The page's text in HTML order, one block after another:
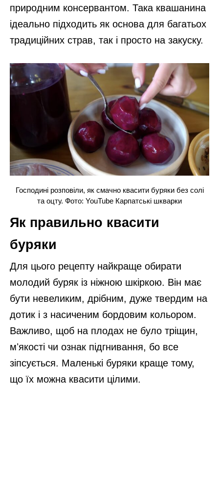
природним консервантом. Така квашанина
ідеально підходить як основа для багатьох
традиційних страв, так і просто на закуску.
Господині розповіли, як смачно квасити буряки без солі
та оцту. Фото: YouTube Карпатські шкварки
Як правильно квасити
буряки
Для цього рецепту найкраще обирати
молодий буряк із ніжною шкіркою. Він має
бути невеликим, дрібним, дуже твердим на
дотик і з насиченим бордовим кольором.
Важливо, щоб на плодах не було тріщин,
мʼякості чи ознак підгнивання, бо все
зіпсується. Маленькі буряки краще тому,
що їх можна квасити цілими.